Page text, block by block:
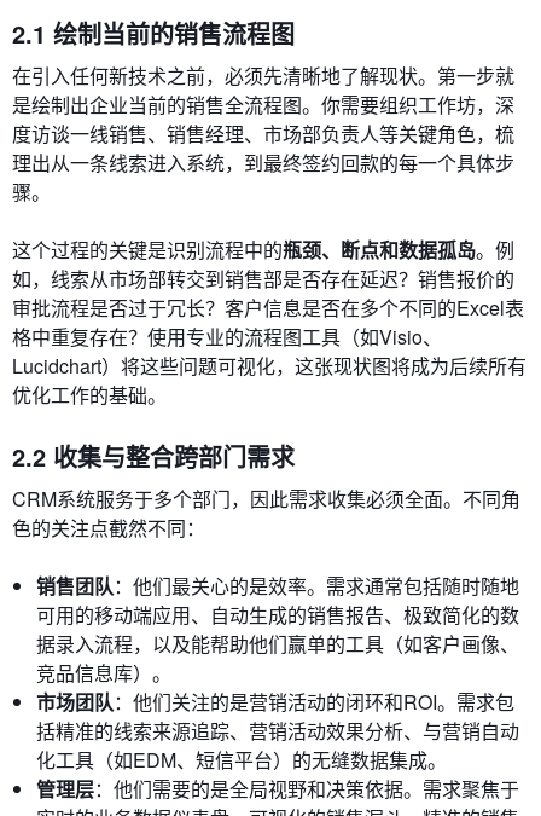
2.1 绘制当前的销售流程图
在引入任何新技术之前，必须先清晰地了解现状。第一步就
是绘制出企业当前的销售全流程图。你需要组织工作坊，深
度访谈一线销售、销售经理、市场部负责人等关键角色，梳
理出从一条线索进入系统，到最终签约回款的每一个具体步
骤。
这个过程的关键是识别流程中的瓶颈、断点和数据孤岛。例
如，线索从市场部转交到销售部是否存在延迟？销售报价的
审批流程是否过于冗长？客户信息是否在多个不同的Excel表
格中重复存在？使用专业的流程图工具（如Visio、
Lucidchart）将这些问题可视化，这张现状图将成为后续所有
优化工作的基础。
2.2 收集与整合跨部门需求
CRM系统服务于多个部门，因此需求收集必须全面。不同角
色的关注点截然不同：
销售团队：他们最关心的是效率。需求通常包括随时随地
可用的移动端应用、自动生成的销售报告、极致简化的数
据录入流程，以及能帮助他们赢单的工具（如客户画像、
竞品信息库）。
市场团队：他们关注的是营销活动的闭环和ROI。需求包
括精准的线索来源追踪、营销活动效果分析、与营销自动
化工具（如EDM、短信平台）的无缝数据集成。
管理层：他们需要的是全局视野和决策依据。需求聚焦于